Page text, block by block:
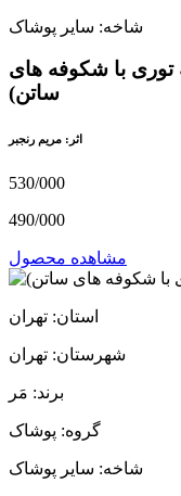
شاخه: سایر پوشاک
/کد15 (روجامه توری با شکوفه های
ساتن)
اثر: مریم رنجبر
530/000
490/000
مشاهده محصول
استان: تهران
شهرستان: تهران
برند: مَر
گروه: پوشاک
شاخه: سایر پوشاک